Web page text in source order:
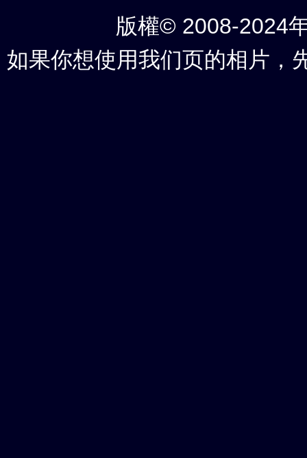
版權© 2008-2024
如果你想使用我们页的相片，